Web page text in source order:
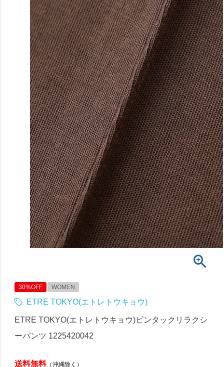
30%OFF WOMEN
ETRE TOKYO(エトレトウキョウ)
ETRE TOKYO(エトレトウキョウ)ピンタックリラクシ
ーパンツ 1225420042
送料無料（沖縄除く）